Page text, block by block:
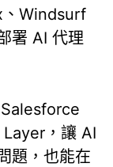
Windsurf
署 AI 代理
，讓 AI
題，也能在